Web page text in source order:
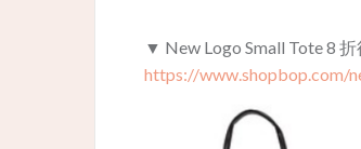
▼ New Logo Small Tote 8
https://www.shopbop.com/